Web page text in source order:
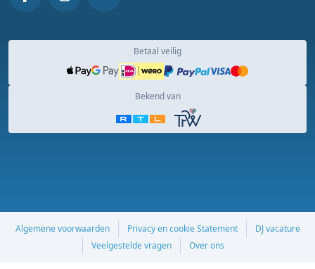
Betaal veilig
Bekend van
Algemene voorwaarden Privacy en cookie Statement
DJ vacature
Veelgestelde vragen
Over ons